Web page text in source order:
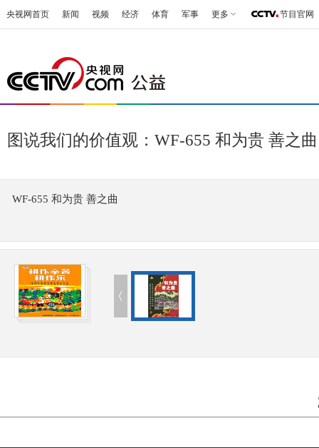
央视网首页 新闻 视频 经济 体育 军事 更多 节目官网
图说我们的价值观：WF-655 和为贵 善之曲
WF-655 和为贵 善之曲